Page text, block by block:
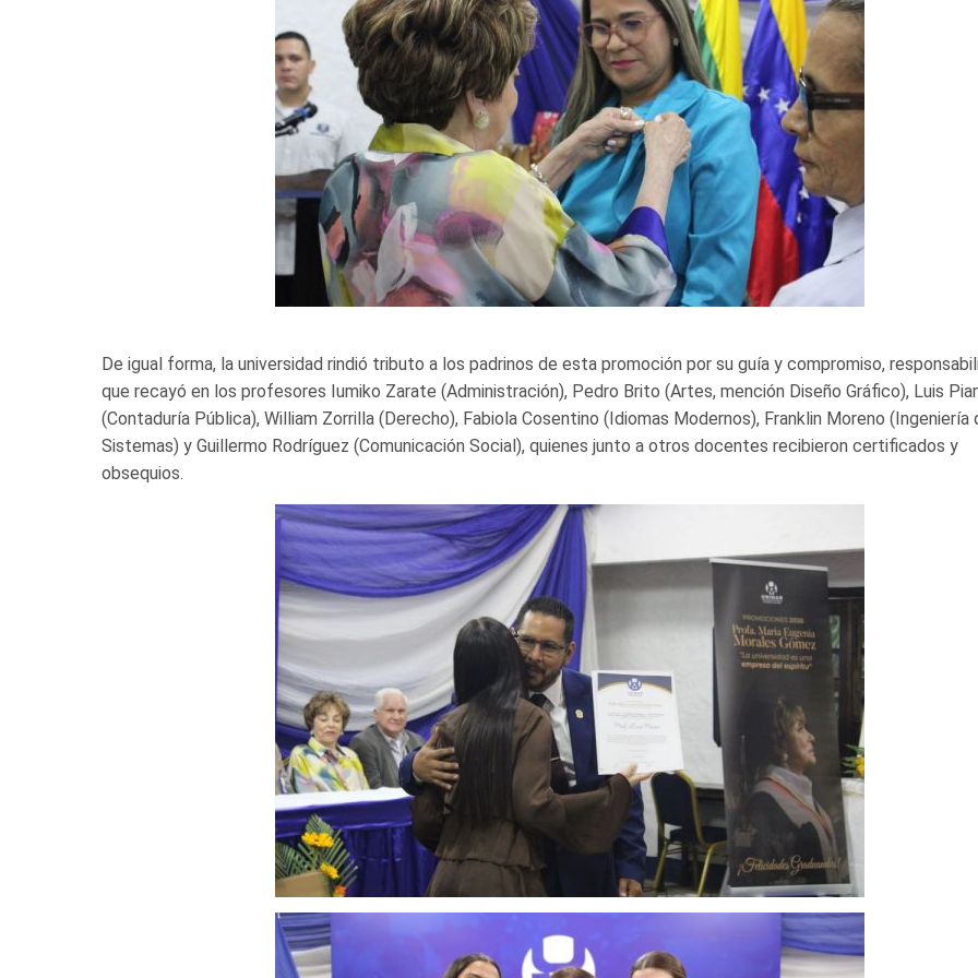
De igual forma, la universidad rindió tributo a los padrinos de esta promoción por su guía y compromiso,
que recayó en los profesores Iumiko Zarate (Administración), Pedro Brito (Artes, mención Diseño Gráfico), Luis
(Contaduría Pública), William Zorrilla (Derecho), Fabiola Cosentino (Idiomas Modernos), Franklin Moreno (Ingeniería
Sistemas) y Guillermo Rodríguez (Comunicación Social), quienes junto a otros docentes recibieron certificados y
obsequios.